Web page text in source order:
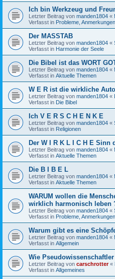
Ich bin Werkzeug und
Letzter Beitrag von manden1804 «
Verfasst in Probleme,
Der MASSTAB
Letzter Beitrag von manden1804 «
Verfasst in Harmonie der Seele
Die Bibel ist das WORT
Letzter Beitrag von manden1804 «
Verfasst in Aktuelle Themen
W E R ist die wirkliche
Letzter Beitrag von manden1804 «
Verfasst in Die Bibel
Ich V E R S C H E N K E
Letzter Beitrag von manden1804 «
Verfasst in Religionen
Der W I R K L I C H E Sinn
Letzter Beitrag von manden1804 «
Verfasst in Aktuelle Themen
Die B I B E L
Letzter Beitrag von manden1804 «
Verfasst in Aktuelle Themen
WARUM wollen die
wirklich harmonisch leben
Letzter Beitrag von manden1804 «
Verfasst in Probleme,
Warum gibt es eine
Letzter Beitrag von manden1804 «
Verfasst in Allgemein
Wie
Letzter Beitrag von carschrotter«
Verfasst in Allgemeines